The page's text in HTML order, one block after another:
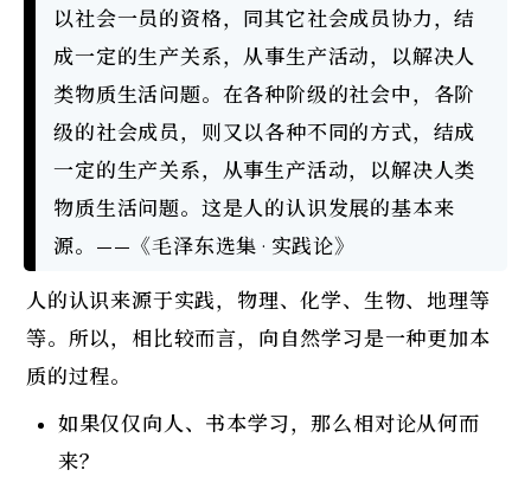
以社会一员的资格，同其它社会成员协力，结
成一定的生产关系，从事生产活动，以解决人
类物质生活问题。在各种阶级的社会中，各阶
级的社会成员，则又以各种不同的方式，结成
一定的生产关系，从事生产活动，以解决人类
物质生活问题。这是人的认识发展的基本来
源。——《毛泽东选集 · 实践论》
人的认识来源于实践，物理、化学、生物、地理等
等。所以，相比较而言，向自然学习是一种更加本
质的过程。
如果仅仅向人、书本学习，那么相对论从何而
来？